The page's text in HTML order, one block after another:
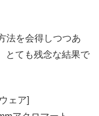
法を会得しつつあ
とても残念な結果で
ェア]